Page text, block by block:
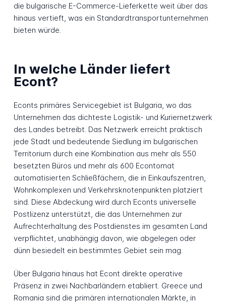
die bulgarische E-Commerce-Lieferkette weit über das
hinaus vertieft, was ein Standardtransportunternehmen
bieten würde.
In welche Länder liefert
Econt?
Econts primäres Servicegebiet ist Bulgaria, wo das
Unternehmen das dichteste Logistik- und Kuriernetzwerk
des Landes betreibt. Das Netzwerk erreicht praktisch
jede Stadt und bedeutende Siedlung im bulgarischen
Territorium durch eine Kombination aus mehr als 550
besetzten Büros und mehr als 600 Econtomat
automatisierten Schließfächern, die in Einkaufszentren,
Wohnkomplexen und Verkehrsknotenpunkten platziert
sind. Diese Abdeckung wird durch Econts universelle
Postlizenz unterstützt, die das Unternehmen zur
Aufrechterhaltung des Postdienstes im gesamten Land
verpflichtet, unabhängig davon, wie abgelegen oder
dünn besiedelt ein bestimmtes Gebiet sein mag.
Über Bulgaria hinaus hat Econt direkte operative
Präsenz in zwei Nachbarländern etabliert. Greece und
Romania sind die primären internationalen Märkte, in